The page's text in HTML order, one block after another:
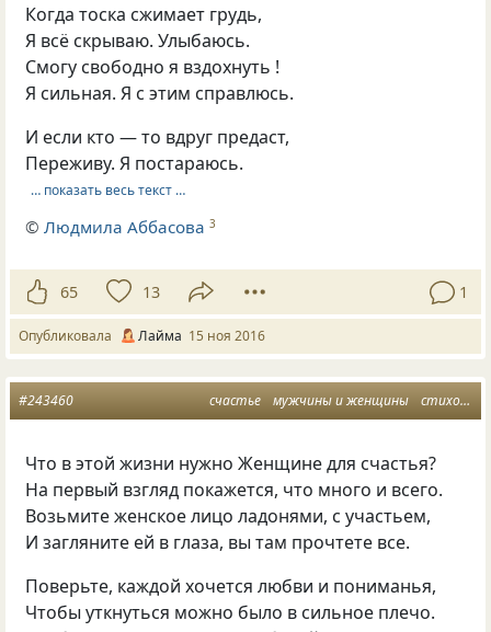
Когда тоска сжимает грудь,
Я всё скрываю. Улыбаюсь.
Смогу свободно я вздохнуть !
Я сильная. Я с этим справлюсь.
И если кто — то вдруг предаст,
Переживу. Я постараюсь.
… показать весь текст …
©Людмила Аббасова 3
65 13 1
Опубликовала Лайма 15 ноя 2016
счастье мужчины и женщины стихотворение
#243460
Что в этой жизни нужно Женщине для счастья?
На первый взгляд покажется, что много и всего.
Возьмите женское лицо ладонями, с участьем,
И загляните ей в глаза, вы там прочтете все.
Поверьте, каждой хочется любви и пониманья,
Чтобы уткнуться можно было в сильное плечо.